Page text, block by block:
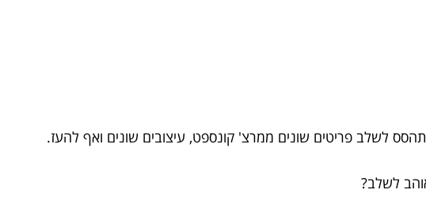
תהסס לשלב פריטים שונים ממרצ' קונספט, עיצובים שונים ואף להעז.
לשלב?